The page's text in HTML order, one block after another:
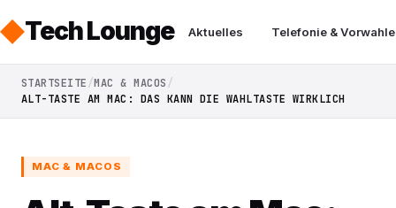
Tech Lounge Aktuelles Telefonie &
STARTSEITE MAC & MACOS
ALT-TASTE AM MAC: DAS KANN DIE WAHLTASTE WIRKLICH
MAC & MACOS